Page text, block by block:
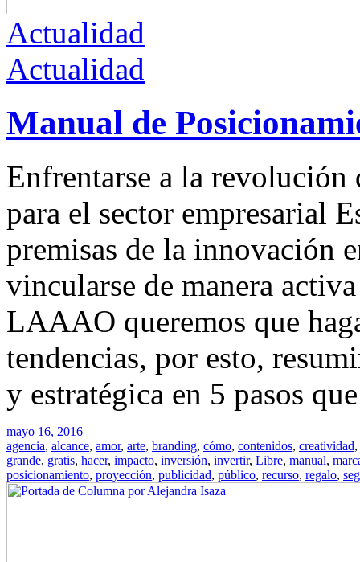
Actualidad
Actualidad
Manual de
Enfrentarse a la
para el sector empresarial
premisas de la innovación
vincularse de manera
LAAAO queremos que
tendencias, por esto,
y estratégica en 5 pasos
mayo 16, 2016
agencia, alcance, amor, arte, branding, cómo, contenidos, creatividad,
grande, gratis, hacer, impacto, inversión, invertir, Libre, manual,
posicionamiento, proyección, publicidad, público, recurso, regalo,